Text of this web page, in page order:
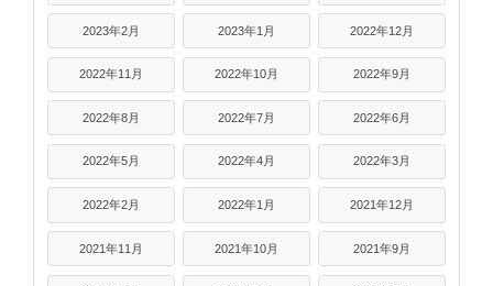
2023年2月 2023年1月 2022年12月
2022年11月 2022年10月 2022年9月
2022年8月 2022年7月 2022年6月
2022年5月 2022年4月 2022年3月
2022年2月 2022年1月 2021年12月
2021年11月 2021年10月 2021年9月